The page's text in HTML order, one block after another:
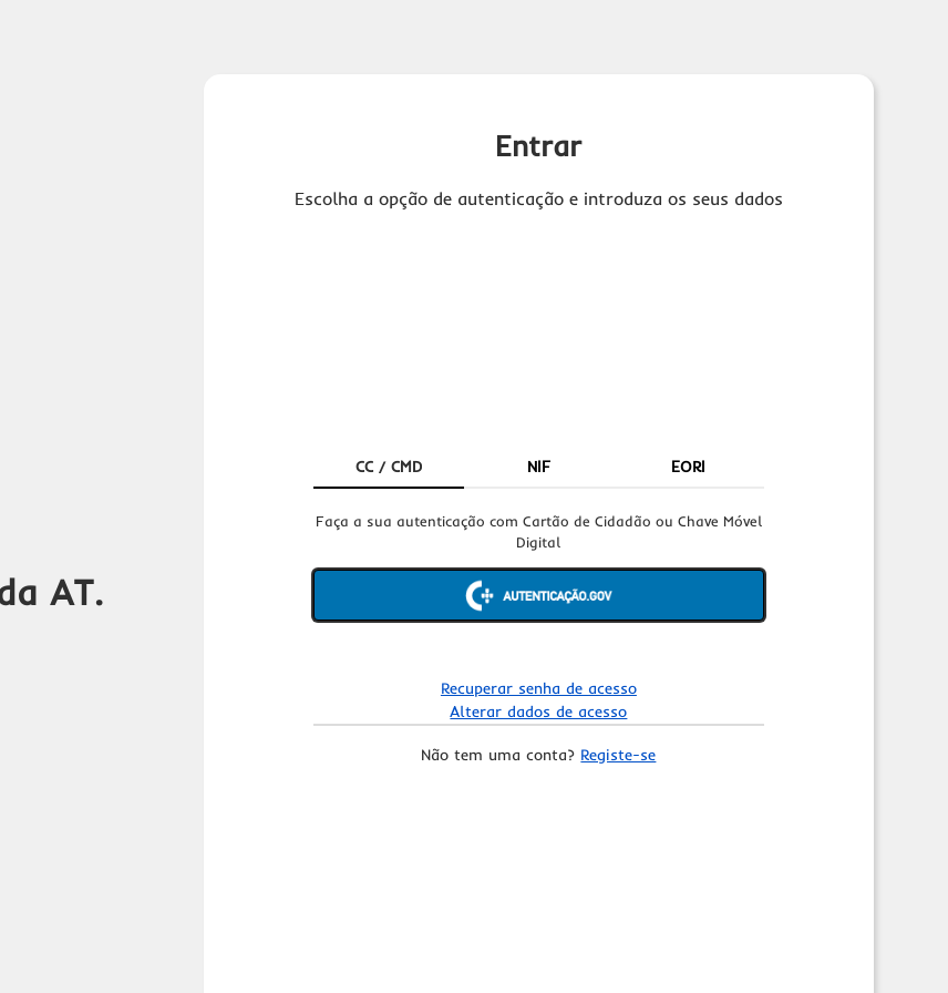
AT.
Entrar
Escolha a opção de autenticação e introduza os seus dados
CC / CMD NIF EORI
Faça a sua autenticação com Cartão de Cidadão ou Chave Móvel
Digital
Recuperar senha de acesso
Alterar dados de acesso
Não tem uma conta? Registe-se